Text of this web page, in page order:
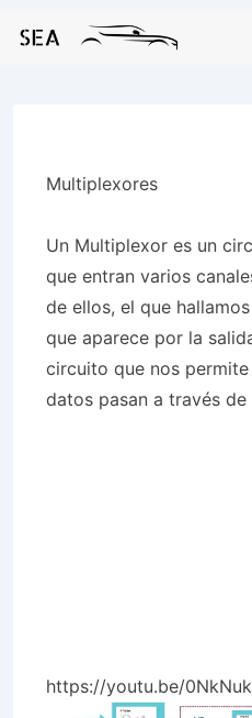
Saltar
Multiplexores
Un Multiplexor es un
que entran varios
de ellos, el que
que aparece por la
circuito que nos permite
datos pasan a través
https://youtu.be/